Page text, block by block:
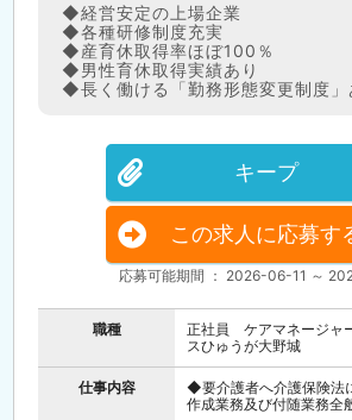
◆経営安定の上場企業
◆各種研修制度充実
◆産育休取得率ほぼ100％
◆男性育休取得実績あり
◆長く働ける「勤務形態変更制度」
キープ
この求人に応募す
応募可能期間 ： 2026-06-11 ～
職種
正社員 ケアマネージャ
スひゅうが大野城
仕事内容
◆要介護者へ介護保険法
作成業務及び付随業務全